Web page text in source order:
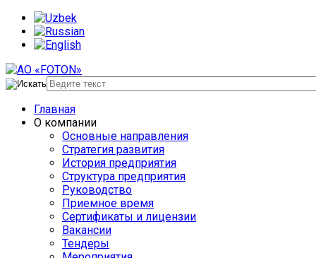
Главная
О компании
Основные направления
Стратегия развития
История предприятия
Структура предприятия
Руководство
Приемное время
Сертификаты и лицензии
Вакансии
Тендеры